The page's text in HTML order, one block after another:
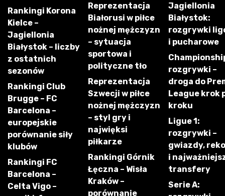
Rankingi Korona
Kielce –
Jagiellonia
Białystok – liczby
z ostatnich
sezonów
Rankingi Club
Brugge – FC
Barcelona –
europejskie
porównanie siły
klubów
Rankingi FC
Barcelona –
Celta Vigo –
Reprezentacja
Białorusi w piłce
nożnej mężczyzn
– sytuacja
sportowa i
polityczne tło
Reprezentacja
Szwecji w piłce
nożnej mężczyzn
– styl gry i
najwięksi
piłkarze
Rankingi Górnik
Łęczna – Wisła
Kraków –
porównanie
Jagiellonia
Białystok:
rozgrywki
i pucharowe
rozgrywki –
droga do
League krok
kroku
Ligue 1:
rozgrywki –
gwiazdy,
i
transfery
Serie A: